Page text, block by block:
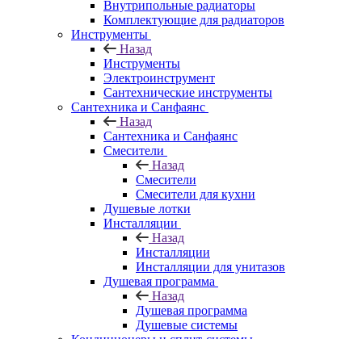
Внутрипольные радиаторы
Комплектующие для радиаторов
Инструменты
Назад
Инструменты
Электроинструмент
Сантехнические инструменты
Сантехника и Санфаянс
Назад
Сантехника и Санфаянс
Смесители
Назад
Смесители
Смесители для кухни
Душевые лотки
Инсталляции
Назад
Инсталляции
Инсталляции для унитазов
Душевая программа
Назад
Душевая программа
Душевые системы